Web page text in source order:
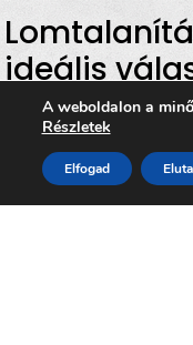
ideális
helyzetben
Akárköltözésről,
padlásürítésről,
hagyaték
A weboldalon a
Részletek
Elfogad